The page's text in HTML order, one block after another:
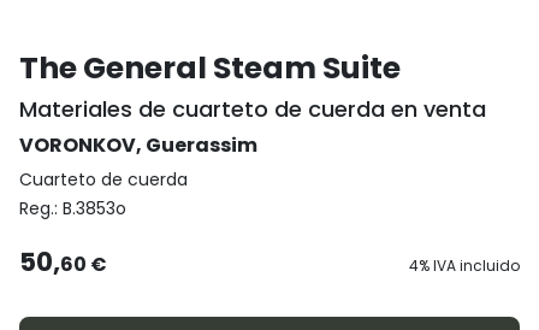
The General Steam Suite
Materiales de cuarteto de cuerda en venta
VORONKOV, Guerassim
Cuarteto de cuerda
Reg.: B.3853o
50,60 € 4% IVA incluido